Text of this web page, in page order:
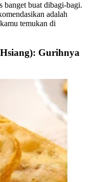
banget buat dibagi-bagi.
adalah
temukan di
Gurihnya